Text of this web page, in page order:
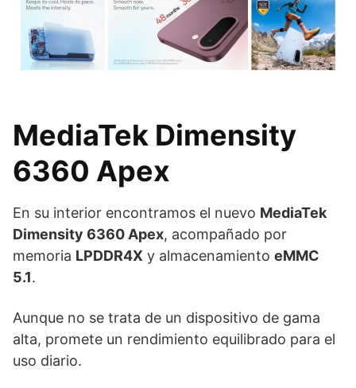
MediaTek Dimensity
6360 Apex
En su interior encontramos el nuevo MediaTek
Dimensity 6360 Apex, acompañado por
memoria LPDDR4X y almacenamiento eMMC
5.1.
Aunque no se trata de un dispositivo de gama
alta, promete un rendimiento equilibrado para el
uso diario.